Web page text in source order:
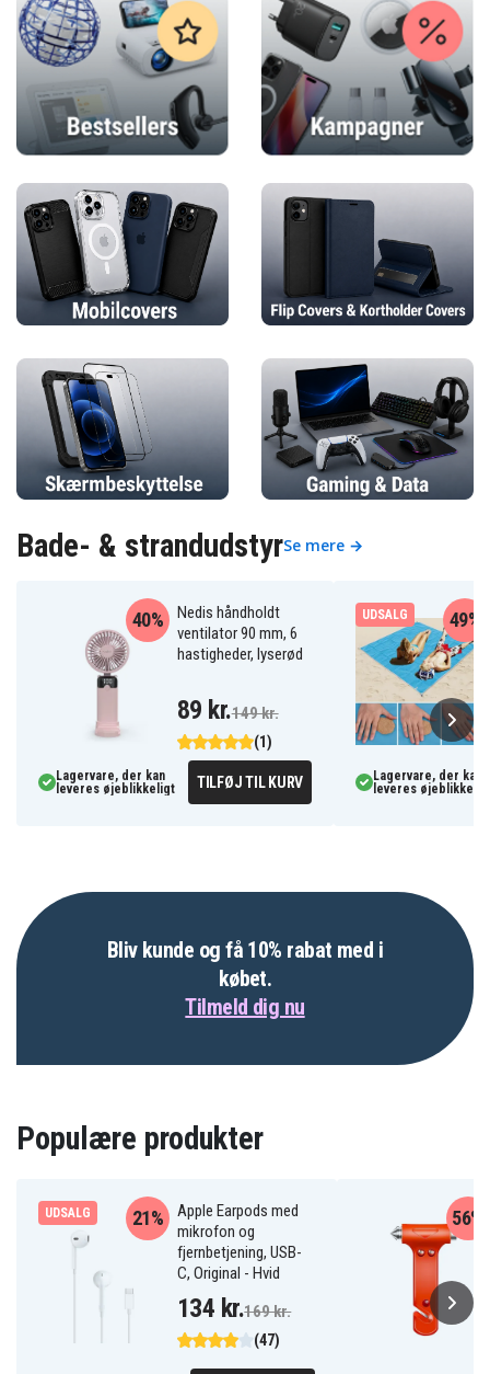
Bade- & strandudstyrSe mere →
Nedis håndholdt
ventilator 90 mm, 6
hastigheder, lyserød
(1)
40%
89 kr.149 kr.
Lagervare, der kan
leveres øjeblikkeligt
TILFØJ TIL KURV
UDSALG 49%
Lagervare, der kan
leveres
Bliv kunde og få 10% rabat med i
købet.
Tilmeld dig nu
Populære produkter
UDSALG
Apple Earpods med
mikrofon og
fjernbetjening, USB-
C, Original - Hvid
(47)
21%
134 kr.169 kr.
56%